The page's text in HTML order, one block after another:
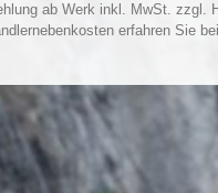
ab Werk inkl. MwSt. zzgl.
erfahren Sie